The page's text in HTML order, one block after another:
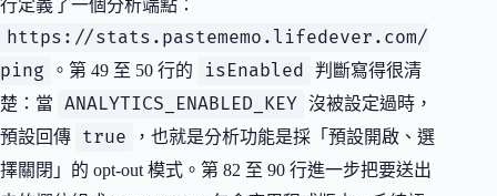
行定義了一個分析端點：
https://stats.pastememo.lifedever.com/
ping
。第 49 至 50 行的 isEnabled
判斷寫得很清
楚：當
ANALYTICS_ENABLED_KEY 沒被設定過時，
預設回傳
true
，也就是分析功能是採「預設開啟、選
擇關閉」的 opt-out 模式。第 82 至 90 行進一步把要送出